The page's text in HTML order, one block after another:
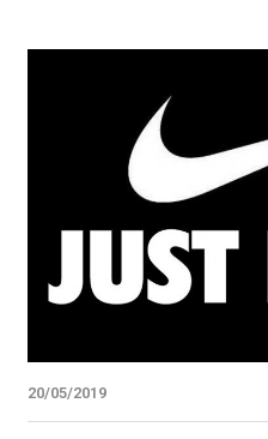
20/05/2019